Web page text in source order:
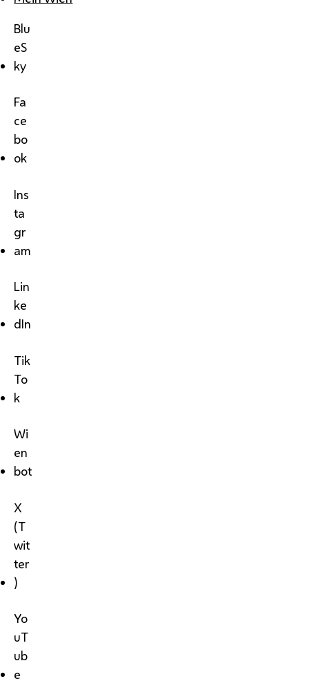
Blu
eS
ky
Fa
ce
bo
ok
Ins
ta
gr
am
Lin
ke
dIn
Tik
To
k
Wi
en
bot
X
(T
wit
ter
)
Yo
uT
ub
e